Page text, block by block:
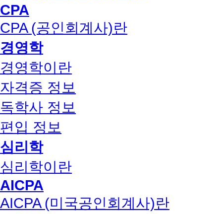
CPA
CPA (공인회계사)란
경영학
경영학이란
자격증 정보
독학사 정보
편입 정보
심리학
심리학이란
AICPA
AICPA (미국공인회계사)란